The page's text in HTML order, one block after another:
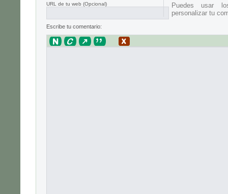
URL de tu web (Opcional)
Puedes usar
personalizar tu
Escribe tu comentario: